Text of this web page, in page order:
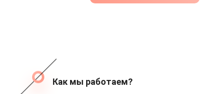
Как мы работаем?